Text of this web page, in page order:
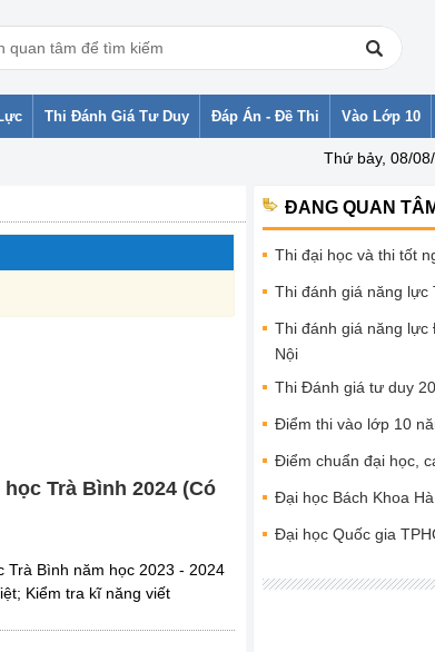
Thi Đánh Giá Tư Duy Đáp Án - Đề Thi Vào Lớp 10
Thứ bảy, 08/
Trà Bình 2024 (Có
Bình năm học 2023 - 2024
Kiểm tra kĩ năng viết
ĐANG QUAN
Thi đại học và thi tốt
Thi đánh giá năng lực
Thi đánh giá năng lực
Nội
Thi Đánh giá tư duy
Điểm thi vào lớp 10
Điểm chuẩn đại học,
Đại học Bách Khoa
Đại học Quốc gia